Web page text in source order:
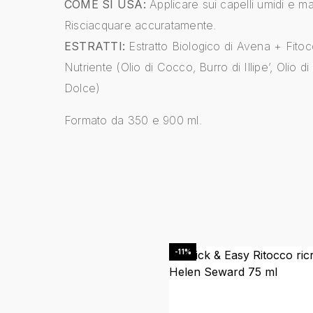
COME SI USA: Applicare sui capelli umidi e
Risciacquare accuratamente.
ESTRATTI: Estratto Biologico di Avena +
Nutriente (Olio di Cocco, Burro di Illipe’, Olio di
Dolce)
Formato da 350 e 900 ml.
-11%
Questo prodotto ha più